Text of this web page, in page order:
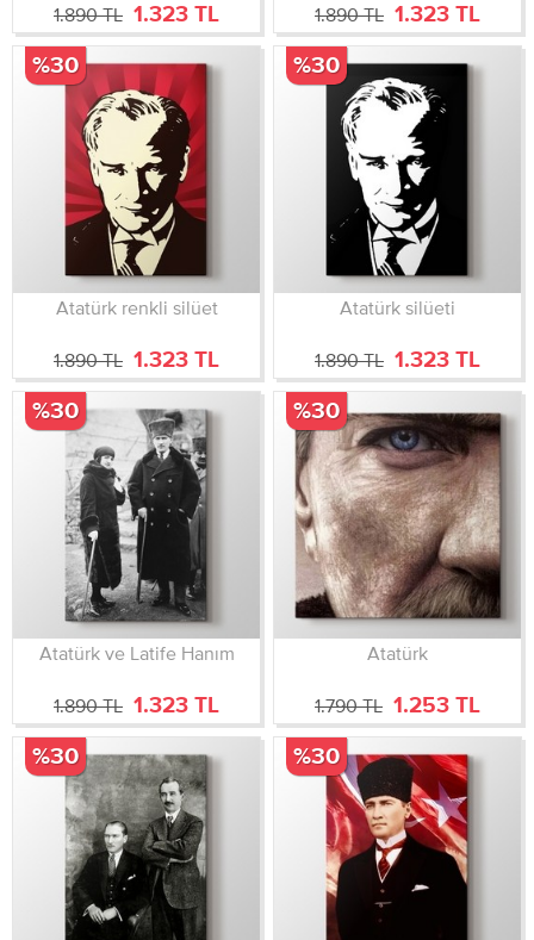
1.890 TL 1.323 TL 1.890 TL 1.323 TL
Atatürk renkli silüet
1.890 TL 1.323 TL
%30
Atatürk silüeti
1.890 TL 1.323 TL
%30
Atatürk ve Latife Hanım
1.890 TL 1.323 TL
%30
Atatürk
1.790 TL 1.253 TL
%30
%30 %30